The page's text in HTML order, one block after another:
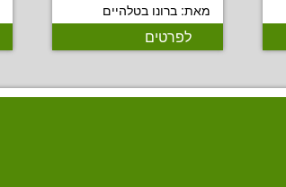
מאת: ברונו בטלהיים
לפרטים